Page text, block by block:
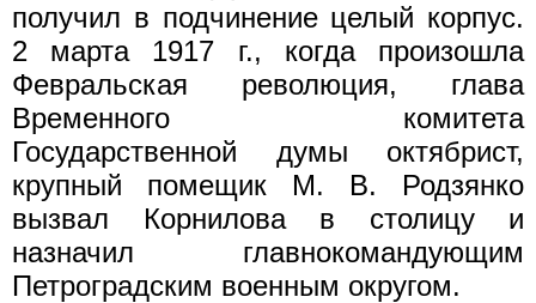
получил в подчинение целый кор­пус.
2 марта 1917 г., когда произошла
Февральская революция, глава
Временного комитета
Государственной думы октябрист,
крупный помещик М. В. Родзянко
вызвал Корнилова в столицу и
назначил главнокомандующим
Петроградским военным округом.